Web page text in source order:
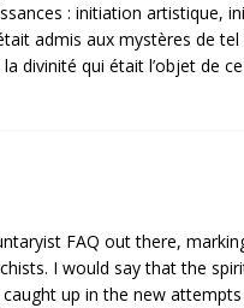
: initiation artistique,
admis aux mystères de
divinité qui était l’objet de
FAQ out there,
I would say that the
up in the new